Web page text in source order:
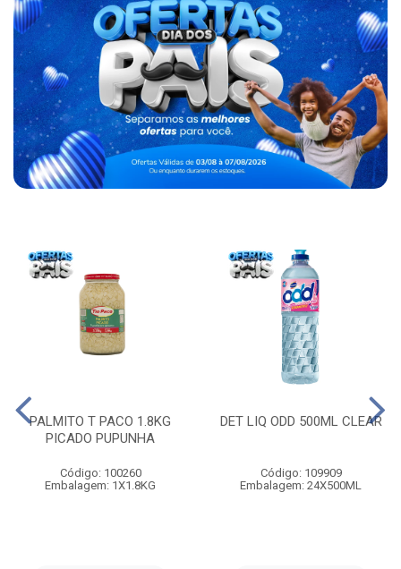
PALMITO T PACO 1.8KG
PICADO PUPUNHA
Código: 100260
Embalagem: 1X1.8KG
DET LIQ ODD 500ML CLEAR
Código: 109909
Embalagem: 24X500ML